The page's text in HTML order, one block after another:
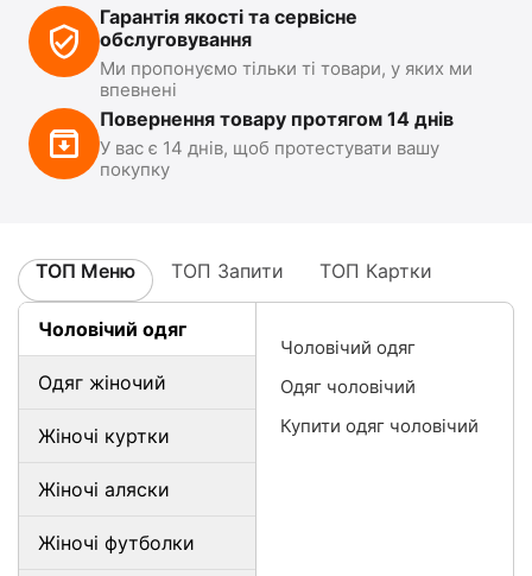
Гарантія якості та сервісне
обслуговування
Ми пропонуємо тільки ті товари, у яких ми
впевнені
Повернення товару протягом 14 днів
У вас є 14 днів, щоб протестувати вашу
покупку
ТОП Меню ТОП Запити ТОП Картки
Чоловічий одяг
Одяг жіночий
Жіночі куртки
Жіночі аляски
Жіночі футболки
Чоловічий одяг
Одяг чоловічий
Купити одяг чоловічий